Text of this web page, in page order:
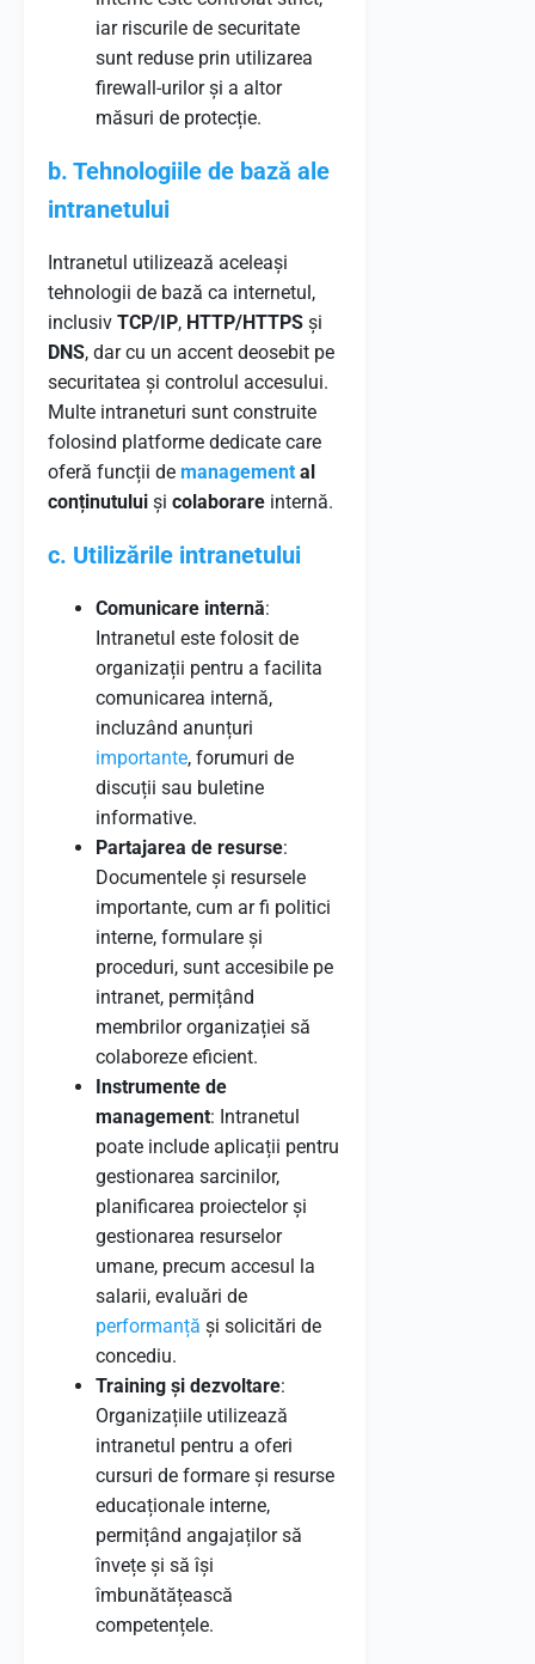
iar riscurile de securitate
sunt reduse prin utilizarea
firewall-urilor și a altor
măsuri de protecție.
b. Tehnologiile de bază ale
intranetului
Intranetul utilizează aceleași
tehnologii de bază ca internetul,
inclusiv TCP/IP, HTTP/HTTPS și
DNS, dar cu un accent deosebit pe
securitatea și controlul accesului.
Multe intraneturi sunt construite
folosind platforme dedicate care
oferă funcții de management al
conținutului și colaborare internă.
c. Utilizările intranetului
Comunicare internă:
Intranetul este folosit de
organizații pentru a facilita
comunicarea internă,
incluzând anunțuri
importante, forumuri de
discuții sau buletine
informative.
Partajarea de resurse:
Documentele și resursele
importante, cum ar fi politici
interne, formulare și
proceduri, sunt accesibile pe
intranet, permițând
membrilor organizației să
colaboreze eficient.
Instrumente de
management: Intranetul
poate include aplicații pentru
gestionarea sarcinilor,
planificarea proiectelor și
gestionarea resurselor
umane, precum accesul la
salarii, evaluări de
performanță și solicitări de
concediu.
Training și dezvoltare:
Organizațiile utilizează
intranetul pentru a oferi
cursuri de formare și resurse
educaționale interne,
permițând angajaților să
învețe și să își
îmbunătățească
competențele.